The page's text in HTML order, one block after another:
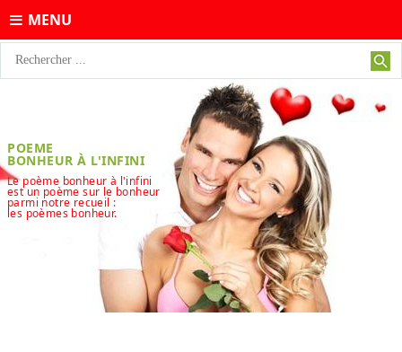
MENU
POEME
BONHEUR À L'INFINI
Le poème bonheur à l'infini
est un poème sur le bonheur
parmi notre recueil :
les poèmes bonheur.